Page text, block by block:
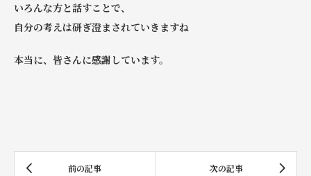
いろんな方と話すことで、
自分の考えは研ぎ澄まされていきますね
本当に、皆さんに感謝しています。